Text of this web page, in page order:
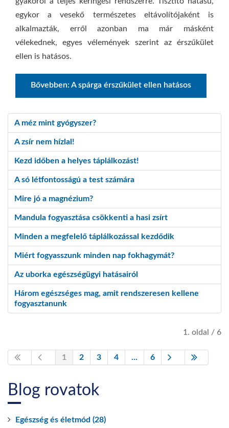
egykor a vesekő természetes eltávolítójaként is
alkalmazták, erről azonban ma már másként
vélekednek, egyes vélemények szerint az érszűkület
ellen is hatásos.
Bővebben: A spárga érszűkület ellen hatásos
A méz mint gyógyszer?
A zsír nem hízlal!
Kezd időben a helyes táplálkozást!
A só létfontosságú a test számára
Mire jó a magnézium?
Mandula fogyasztása csökkenti a hasi zsírt
Minden a megfelelő táplálkozással kezdődik
Miért fogyasszunk minden nap fokhagymát?
Az uborka egészségügyi hatásairól
Három egészséges mag, amit rendszeresen kellene
fogyasztanunk
1. oldal / 6
1 2 3 4 ... 6
Blog rovatok
Egészség és életmód (28)